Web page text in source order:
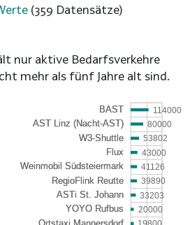
(359 Datensätze)
nur aktive Bedarfsverkehre
mehr als fünf Jahre alt sind.
114000
80000
53802
43000
41126
39890
33203
20000